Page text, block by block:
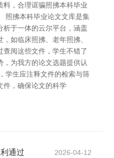
料，合理诓骗照拂本科毕业
照拂本科毕业论文文库是集
析于一体的云尔平台，涵盖
如临床照拂、老年照拂、
查阅这些文件，学生不错了
为我方的论文选题提供认
学生应注释文件的检索与筛
件，确保论文的科学
通过 2026-04-12